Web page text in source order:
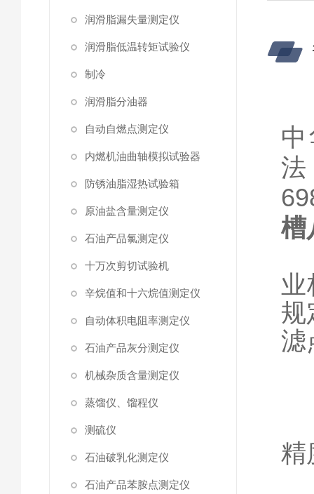
润滑脂漏失量测定仪
润滑脂低温转矩试验仪
制冷
润滑脂分油器
自动自燃点测定仪
内燃机油曲轴模拟试验器
防锈油脂湿热试验箱
原油盐含量测定仪
石油产品氯测定仪
十万次剪切试验机
辛烷值和十六烷值测定仪
自动体积电阻率测定仪
石油产品灰分测定仪
机械杂质含量测定仪
蒸馏仪、馏程仪
测硫仪
石油破乳化测定仪
石油产品苯胺点测定仪
槽
业
规
滤
精